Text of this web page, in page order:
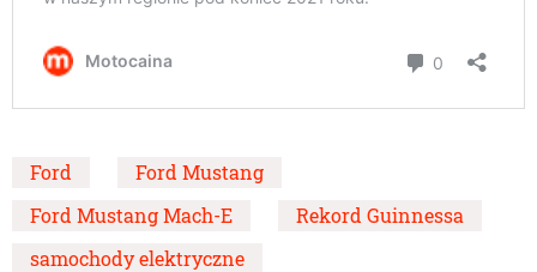
Ford
Ford Mustang
Ford Mustang Mach-E
Rekord Guinnessa
samochody elektryczne